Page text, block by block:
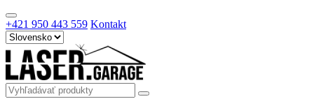
+421 950 443 559 Kontakt